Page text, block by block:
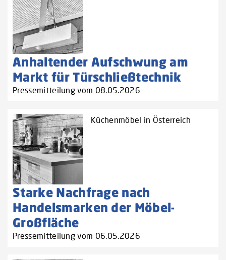
Anhaltender Aufschwung am
Markt für Türschließtechnik
Pressemitteilung vom 08.05.2026
Küchenmöbel in Österreich
Starke Nachfrage nach
Handelsmarken der Möbel-
Großfläche
Pressemitteilung vom 06.05.2026